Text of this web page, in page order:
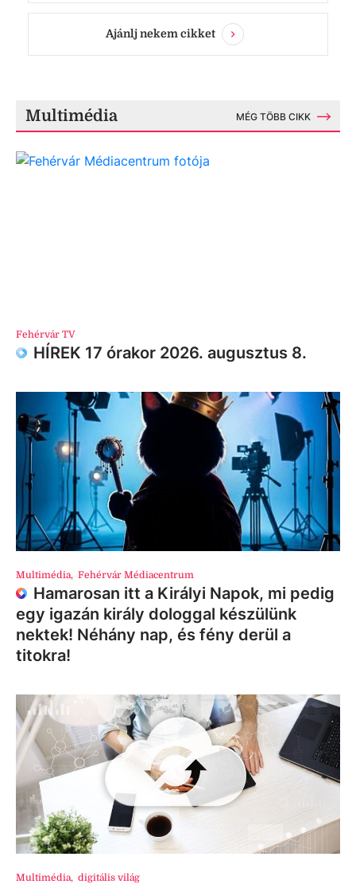
Ajánlj nekem cikket
Multimédia MÉG TÖBB CIKK
Fehérvár TV
HÍREK 17 órakor 2026. augusztus 8.
Multimédia, Fehérvár Médiacentrum
Hamarosan itt a Királyi Napok, mi pedig
egy igazán király dologgal készülünk
nektek! Néhány nap, és fény derül a
titokra!
Multimédia, digitális világ